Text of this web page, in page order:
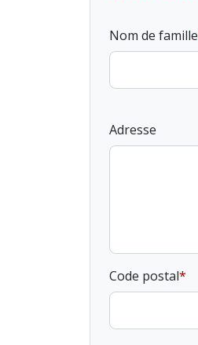
Nom de famille
Adresse
Code postal